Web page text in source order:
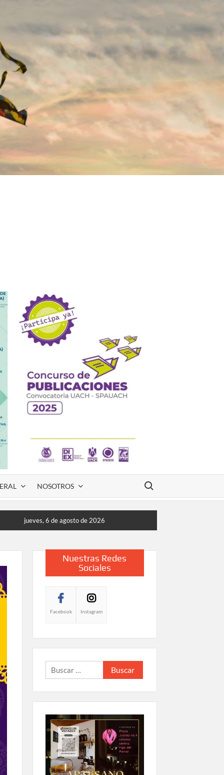
NOSOTROS
Buscar:
jueves, 6 de agosto de 2026
Nuestras Redes
Sociales
Facebook Instagram